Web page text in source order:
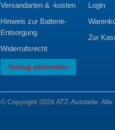
Versandarten & -kosten
Hinweis zur Batterie-
Entsorgung
Widerrufsrecht
Vertrag widerrufen
Login
Zur
© Copyright 2026 ATZ-Autoteile. Alle